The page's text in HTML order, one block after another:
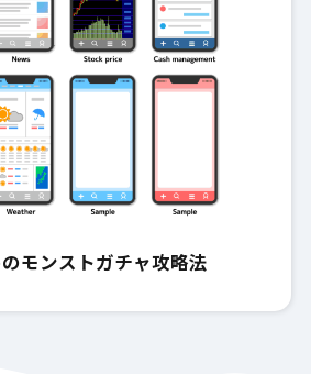
モンストガチャ攻略法